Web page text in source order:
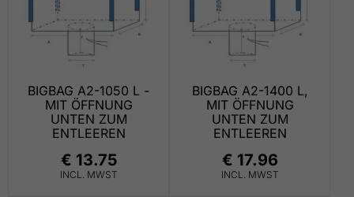
BIGBAG A2-1050 L -
MIT ÖFFNUNG
UNTEN ZUM
ENTLEEREN
€ 13.75
INCL. MWST
BIGBAG A2-1400 L,
MIT ÖFFNUNG
UNTEN ZUM
ENTLEEREN
€ 17.96
INCL. MWST